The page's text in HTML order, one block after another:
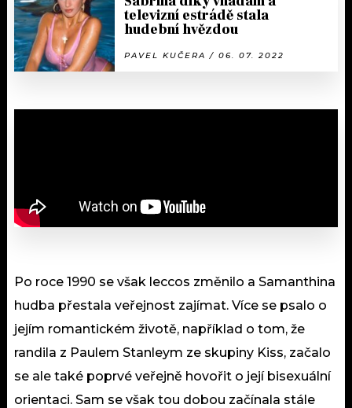
televizní estrádě stala
hudební hvězdou
PAVEL KUČERA / 06. 07. 2022
Po roce 1990 se však leccos změnilo a Samanthina
hudba přestala veřejnost zajímat. Více se psalo o
jejím romantickém životě, například o tom, že
randila z Paulem Stanleym ze skupiny Kiss, začalo
se ale také poprvé veřejně hovořit o její bisexuální
orientaci. Sam se však tou dobou začínala stále